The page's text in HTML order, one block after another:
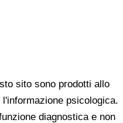
sito sono prodotti allo
psicologica.
diagnostica e non